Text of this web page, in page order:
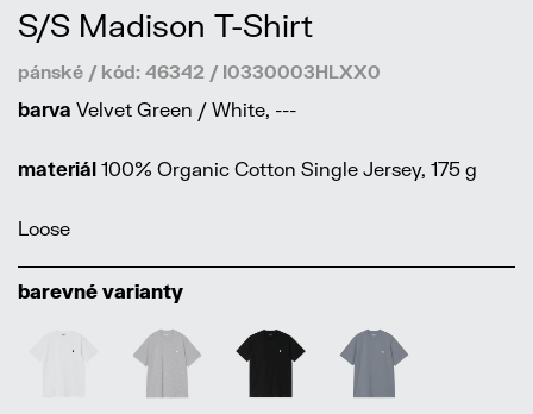
S/S Madison T-Shirt
pánské / kód: 46342 / I0330003HLXX0
barva Velvet Green / White, ---
materiál 100% Organic Cotton Single Jersey, 175 g
Loose
barevné varianty